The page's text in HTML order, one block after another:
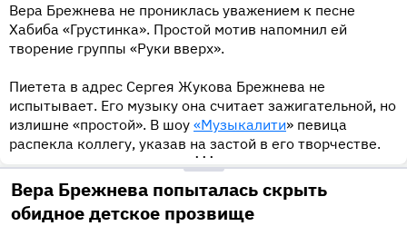
Вера Брежнева не прониклась уважением к песне
Хабиба «Грустинка». Простой мотив напомнил ей
творение группы «Руки вверх».
Пиетета в адрес Сергея Жукова Брежнева не
испытывает. Его музыку она считает зажигательной, но
излишне «простой». В шоу «Музыкалити» певица
распекла коллегу, указав на застой в его творчестве.
•••
Вера Брежнева попыталась скрыть
обидное детское прозвище